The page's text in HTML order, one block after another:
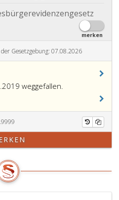
merken
Gesetzgebung: 07.08.2026
weggefallen.